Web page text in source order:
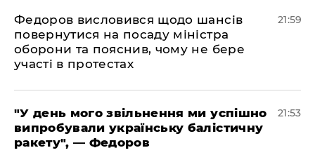
​Федоров висловився щодо шансів
повернутися на посаду міністра
оборони та пояснив, чому не бере
участі в протестах
21:59
​"У день мого звільнення ми успішно
випробували українську балістичну
ракету", — Федоров
21:53